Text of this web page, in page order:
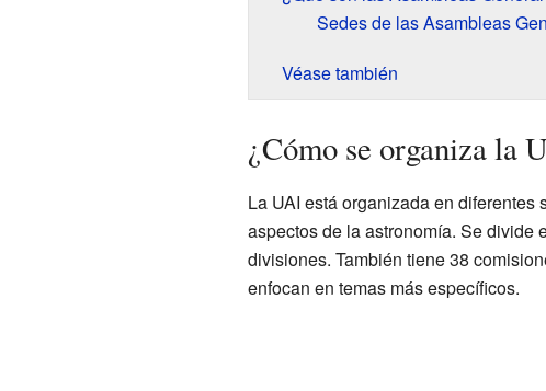
Sedes de las Asambleas
Véase también
¿Cómo se organiza la
La UAI está organizada en diferentes
aspectos de la astronomía. Se divide
divisiones. También tiene 38
enfocan en temas más específicos.